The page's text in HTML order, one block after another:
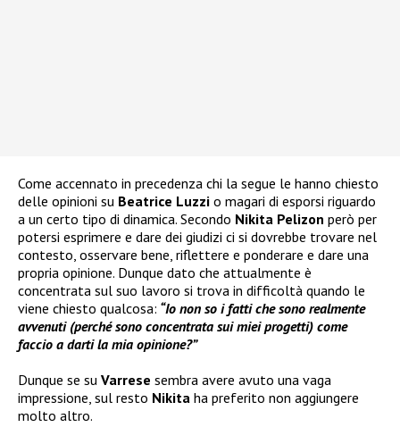
Come accennato in precedenza chi la segue le hanno chiesto
delle opinioni su Beatrice Luzzi o magari di esporsi riguardo
a un certo tipo di dinamica. Secondo Nikita Pelizon però per
potersi esprimere e dare dei giudizi ci si dovrebbe trovare nel
contesto, osservare bene, riflettere e ponderare e dare una
propria opinione. Dunque dato che attualmente è
concentrata sul suo lavoro si trova in difficoltà quando le
viene chiesto qualcosa: “Io non so i fatti che sono realmente
avvenuti (perché sono concentrata sui miei progetti) come
faccio a darti la mia opinione?”
Dunque se su Varrese sembra avere avuto una vaga
impressione, sul resto Nikita ha preferito non aggiungere
molto altro.